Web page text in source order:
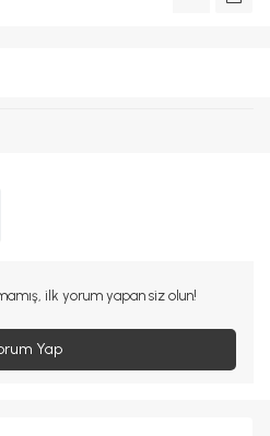
ilk yorum yapan siz olun!
Yap